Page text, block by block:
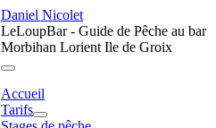
Daniel Nicolet
LeLoupBar - Guide de Pêche au bar
Morbihan Lorient Ile de Groix
Accueil
Tarifs